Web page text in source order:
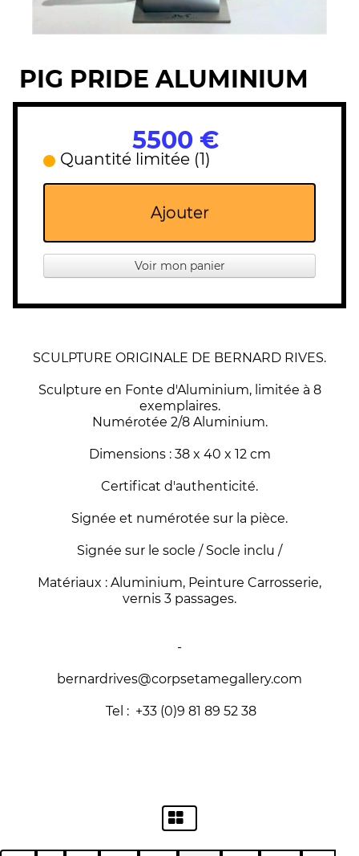
PIG PRIDE ALUMINIUM
5500 €
Quantité limitée (1)
Ajouter
Voir mon panier
SCULPTURE ORIGINALE DE BERNARD RIVES.
Sculpture en Fonte d'Aluminium, limitée à 8
exemplaires.
Numérotée 2/8 Aluminium.
Dimensions : 38 x 40 x 12 cm
Certificat d'authenticité.
Signée et numérotée sur la pièce.
Signée sur le socle / Socle inclu /
Matériaux : Aluminium, Peinture Carrosserie,
vernis 3 passages.
-
bernardrives@corpsetamegallery.com
Tel : +33 (0)9 81 89 52 38